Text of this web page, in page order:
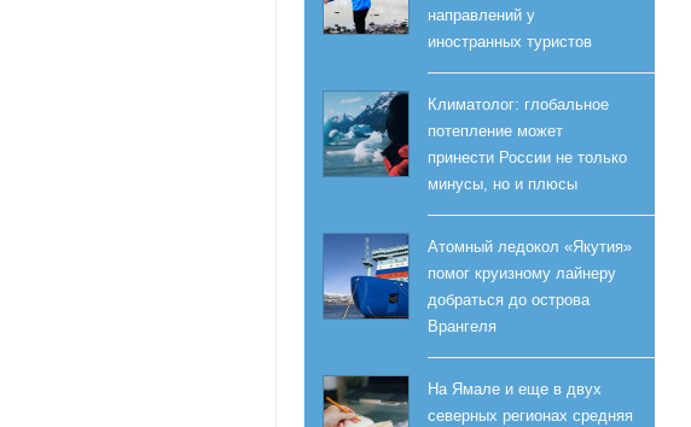
направлений у
иностранных туристов
Климатолог: глобальное
потепление может
принести России не только
минусы, но и плюсы
Атомный ледокол «Якутия»
помог круизному лайнеру
добраться до острова
Врангеля
На Ямале и еще в двух
северных регионах средняя